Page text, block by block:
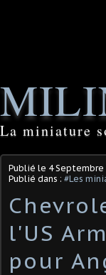
La miniature
Publié le 4 Septembre
Publié dans : #Les
l'US
pour